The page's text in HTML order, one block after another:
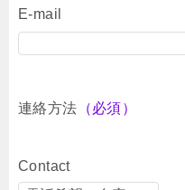
E-mail
連絡方法 （必須）
Contact